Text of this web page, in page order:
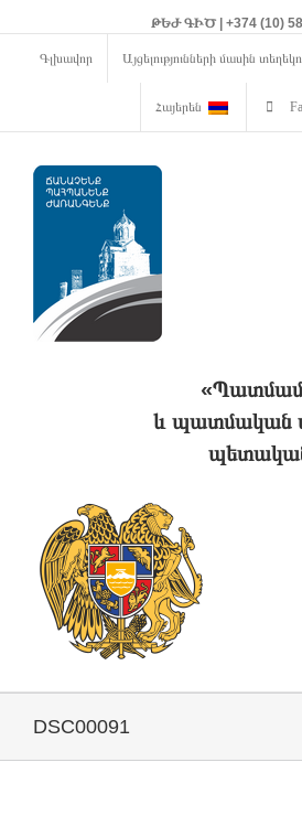
ԹԵԺ ԳԻԾ | +374 (10)
Գլխավոր Այցելությունների մասին
Հայերեն
և պատմական
պետական
DSC00091